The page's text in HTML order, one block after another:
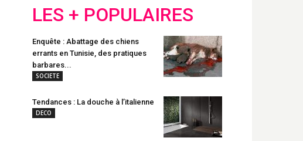
LES + POPULAIRES
Enquête : Abattage des chiens
errants en Tunisie, des pratiques
barbares...
SOCIETE
Tendances : La douche à l’italienne
DECO